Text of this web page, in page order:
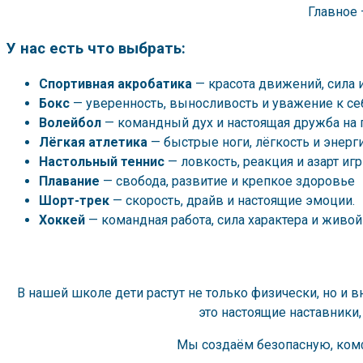
Главное
У нас есть что выбрать:
Спортивная акробатика — красота движений, сила
Бокс — уверенность, выносливость и уважение к
Волейбол — командный дух и настоящая дружба на
Лёгкая атлетика — быстрые ноги, лёгкость и
Настольный теннис — ловкость, реакция и азарт
Плавание — свобода, развитие и крепкое здоровье
Шорт-трек — скорость, драйв и настоящие эмоции.
Хоккей — командная работа, сила характера и живой
В нашей школе дети растут не только физически, но
это настоящие
Мы создаём безопасную,